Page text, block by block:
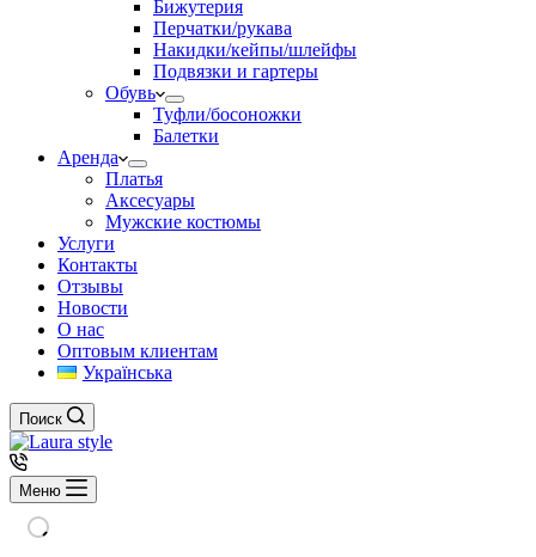
Бижутерия
Перчатки/рукава
Накидки/кейпы/шлейфы
Подвязки и гартеры
Обувь
Туфли/босоножки
Балетки
Аренда
Платья
Аксесуары
Мужские костюмы
Услуги
Контакты
Отзывы
Новости
О нас
Оптовым клиентам
Українська
Поиск
Меню